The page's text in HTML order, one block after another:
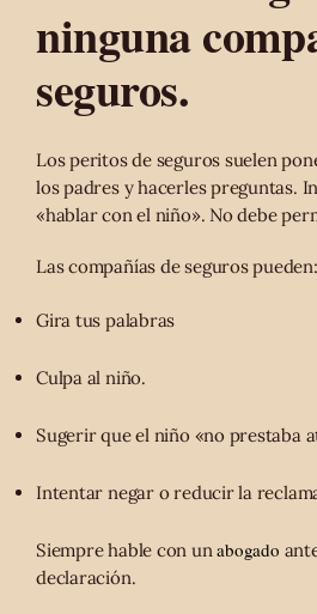
ninguna
seguros.
Los peritos de seguros suelen
los padres y hacerles preguntas.
«hablar con el niño». No debe
Las compañías de seguros pueden:
Gira tus palabras
Culpa al niño.
Sugerir que el niño «no prestaba
Intentar negar o reducir la
Siempre hable con unabogado
declaración.